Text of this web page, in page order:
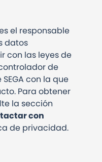
el responsable
datos
con las leyes de
de
con la que
Para obtener
la sección
con
de privacidad.